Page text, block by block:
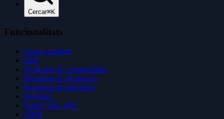
Cercar⌘K
Funcionalitats
Llista completa
ERP
Programa de comptabilitat
Programa de facturació
Programa de tresoreria
Inventari
Equip / RR. HH.
CRM